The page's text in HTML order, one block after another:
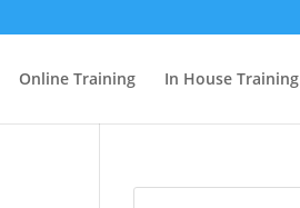
Online Training In House Training